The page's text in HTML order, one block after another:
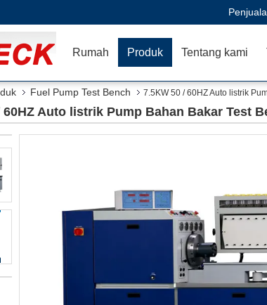
Rumah Produk Tentang kami
Fuel Pump Test Bench 7.5KW 50 / 60HZ Auto listrik
60HZ Auto listrik Pump Bahan Bakar Test